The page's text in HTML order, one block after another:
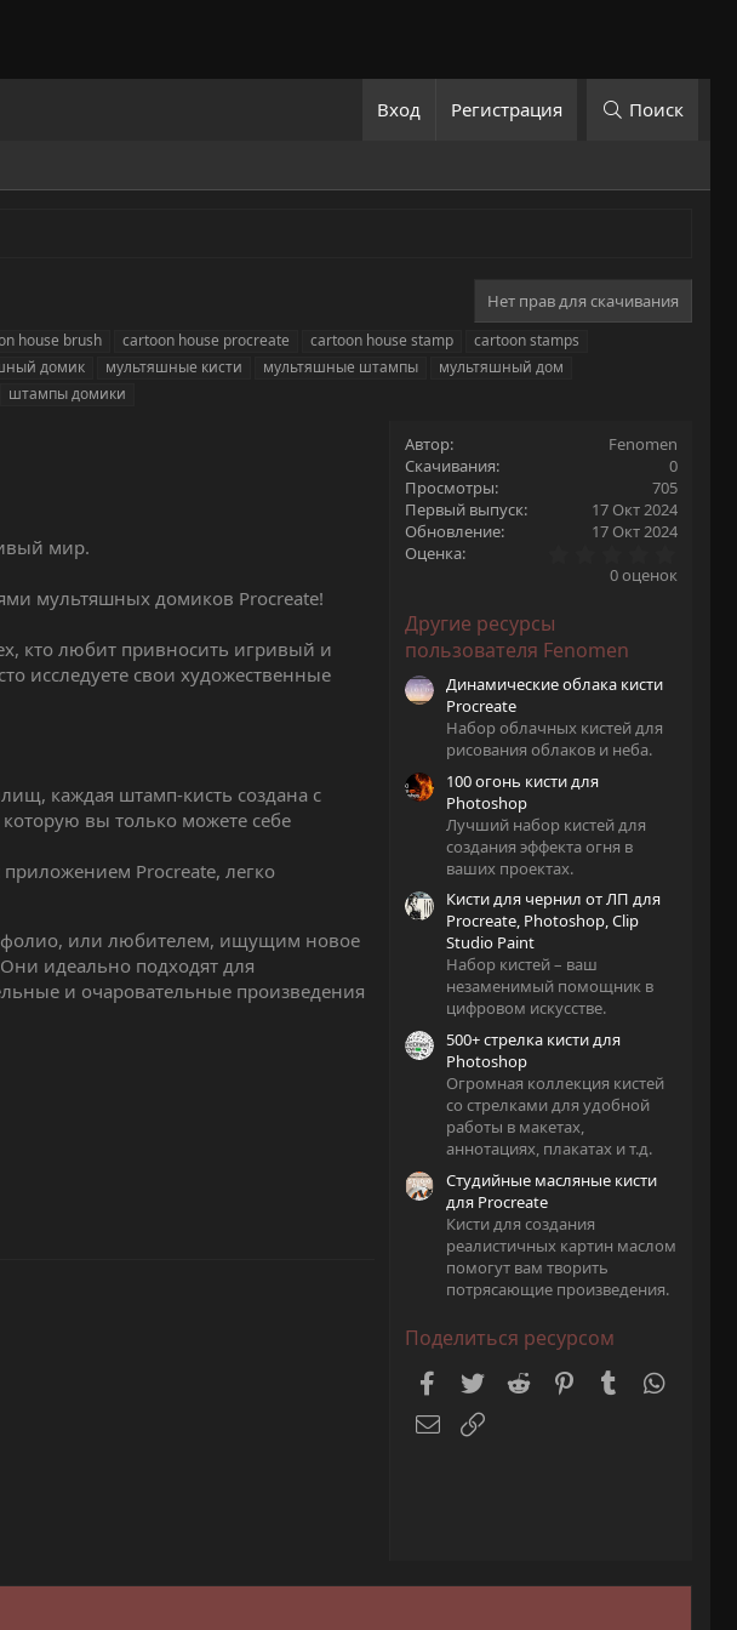
Вход Регистрация Поиск
Нет прав для скачивания
house brush cartoon house procreate cartoon house stamp
cartoon stamps
домик мультяшные кисти мультяшные штампы
мультяшный дом
штампы домики
мир.
мультяшных домиков Procreate!
кто любит привносить игривый и
исследуете свои художественные
каждая штамп-кисть создана с
вы только можете себе
Procreate, легко
или любителем, ищущим новое
идеально подходят для
и очаровательные произведения
Автор
Fenomen
Скачивания
0
Просмотры
705
Первый выпуск
17 Окт 2024
Обновление
17 Окт 2024
Оценка
0
0 оценок
Другие ресурсы
пользователя Fenomen
Динамические облака кисти
Procreate
Набор облачных кистей для
рисования облаков и неба.
100 огонь кисти для
Photoshop
Лучший набор кистей для
создания эффекта огня в
ваших проектах.
Кисти для чернил от ЛП для
Procreate, Photoshop, Clip
Studio Paint
Набор кистей – ваш
незаменимый помощник в
цифровом искусстве.
500+ стрелка кисти для
Photoshop
Огромная коллекция кистей
со стрелками для удобной
работы в макетах,
аннотациях, плакатах и т.д.
Студийные масляные кисти
для Procreate
Кисти для создания
реалистичных картин маслом
помогут вам творить
потрясающие произведения.
Поделиться ресурсом
Facebook
Twitter Reddit PinterestTumblr
Электронная почта